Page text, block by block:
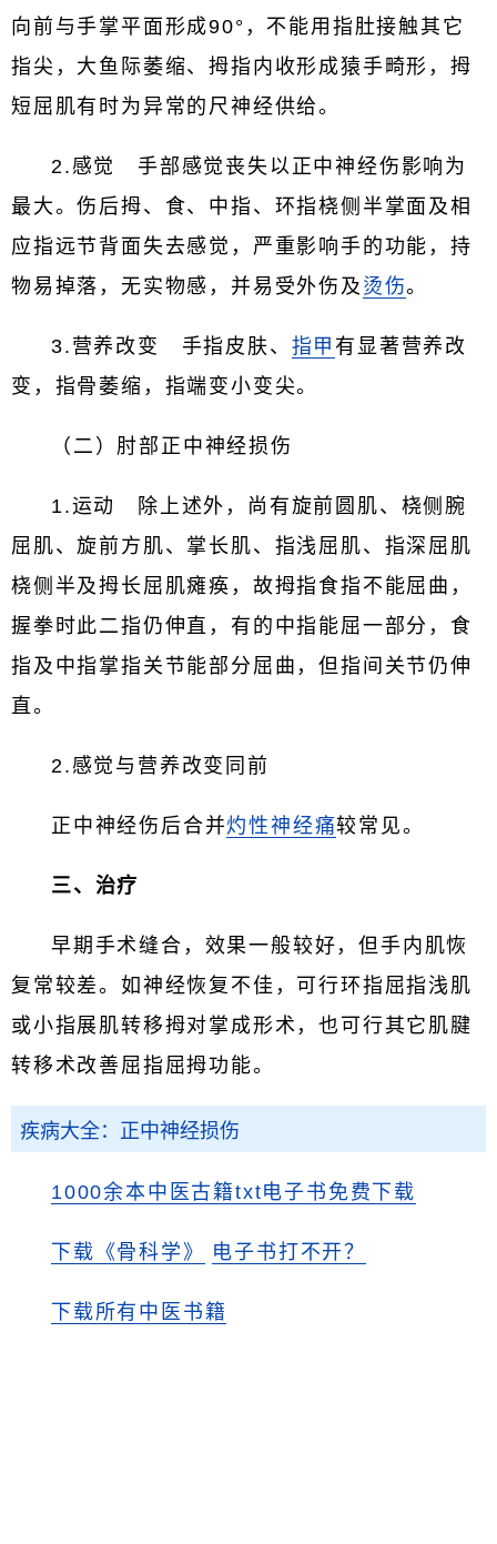
向前与手掌平面形成90°，不能用指肚接触其它
指尖，大鱼际萎缩、拇指内收形成猿手畸形，拇
短屈肌有时为异常的尺神经供给。
2.感觉 手部感觉丧失以正中神经伤影响为
最大。伤后拇、食、中指、环指桡侧半掌面及相
应指远节背面失去感觉，严重影响手的功能，持
物易掉落，无实物感，并易受外伤及 烫伤。
3.营养改变 手指皮肤、 指甲 有显著营养改
变，指骨萎缩，指端变小变尖。
（二）肘部正中神经损伤
1.运动 除上述外，尚有旋前圆肌、桡侧腕
屈肌、旋前方肌、掌长肌、指浅屈肌、指深屈肌
桡侧半及拇长屈肌瘫痪，故拇指食指不能屈曲，
握拳时此二指仍伸直，有的中指能屈一部分，食
指及中指掌指关节能部分屈曲，但指间关节仍伸
直。
2.感觉与营养改变同前
正中神经伤后合并灼性神经痛较常见。
三、治疗
早期手术缝合，效果一般较好，但手内肌恢
复常较差。如神经恢复不佳，可行环指屈指浅肌
或小指展肌转移拇对掌成形术，也可行其它肌腱
转移术改善屈指屈拇功能。
疾病大全：正中神经损伤
1000余本中医古籍txt电子书免费下载
下载《骨科学》 电子书打不开？
下载所有中医书籍